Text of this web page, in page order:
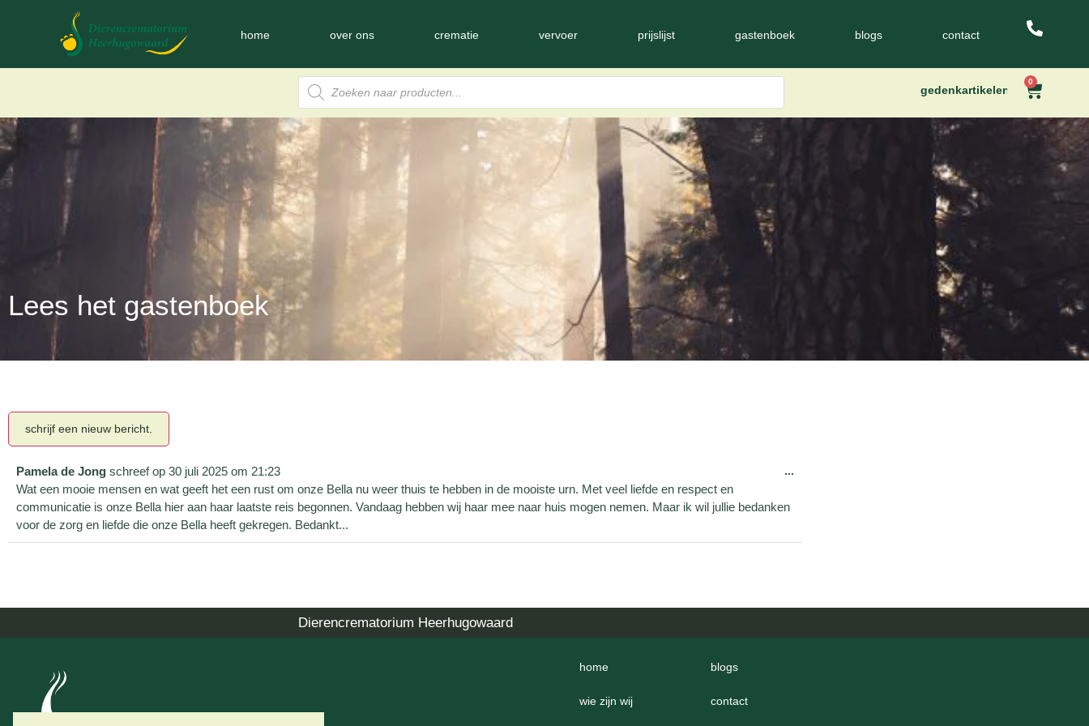
home over ons crematie vervoer prijslijst gastenboek blogs contact
gedenkartikelen
0
Lees het gastenboek
Pamela de Jong schreef op 30 juli 2025 om 21:23
Wat een mooie mensen en wat geeft het een rust om onze Bella nu weer thuis te hebben in de mooiste urn. Met veel liefde en respect en
communicatie is onze Bella hier aan haar laatste reis begonnen. Vandaag hebben wij haar mee naar huis mogen nemen. Maar ik wil jullie bedanken
voor de zorg en liefde die onze Bella heeft gekregen. Bedankt...
...
Dierencrematorium Heerhugowaard
home
wie zijn wij
blogs
contact